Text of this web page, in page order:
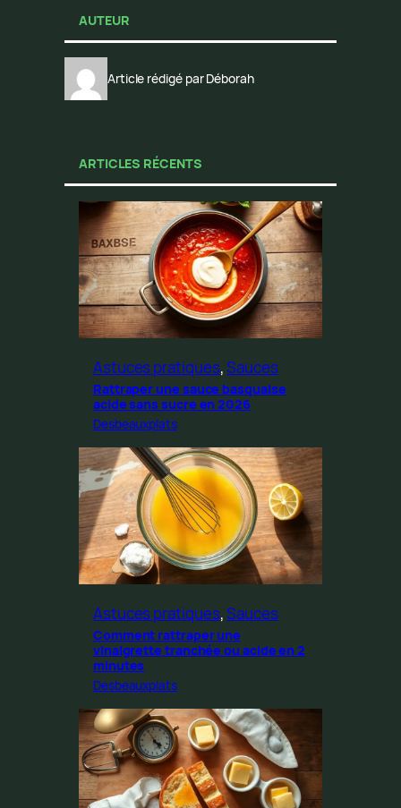
AUTEUR
Article rédigé par Déborah
ARTICLES RÉCENTS
Astuces pratiques, Sauces
Rattraper une sauce basquaise
acide sans sucre en 2026
Desbeauxplats
Astuces pratiques, Sauces
Comment rattraper une
vinaigrette tranchée ou acide en 2
minutes
Desbeauxplats